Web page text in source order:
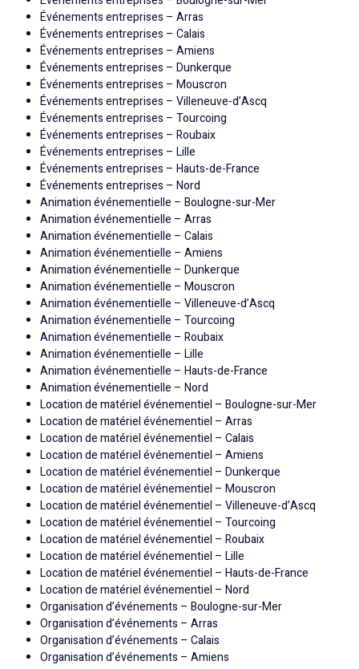
Événements entreprises – Arras
Événements entreprises – Calais
Événements entreprises – Amiens
Événements entreprises – Dunkerque
Événements entreprises – Mouscron
Événements entreprises – Villeneuve-d’Ascq
Événements entreprises – Tourcoing
Événements entreprises – Roubaix
Événements entreprises – Lille
Événements entreprises – Hauts-de-France
Événements entreprises – Nord
Animation événementielle – Boulogne-sur-Mer
Animation événementielle – Arras
Animation événementielle – Calais
Animation événementielle – Amiens
Animation événementielle – Dunkerque
Animation événementielle – Mouscron
Animation événementielle – Villeneuve-d’Ascq
Animation événementielle – Tourcoing
Animation événementielle – Roubaix
Animation événementielle – Lille
Animation événementielle – Hauts-de-France
Animation événementielle – Nord
Location de matériel événementiel – Boulogne-sur-Mer
Location de matériel événementiel – Arras
Location de matériel événementiel – Calais
Location de matériel événementiel – Amiens
Location de matériel événementiel – Dunkerque
Location de matériel événementiel – Mouscron
Location de matériel événementiel – Villeneuve-d’Ascq
Location de matériel événementiel – Tourcoing
Location de matériel événementiel – Roubaix
Location de matériel événementiel – Lille
Location de matériel événementiel – Hauts-de-France
Location de matériel événementiel – Nord
Organisation d’événements – Boulogne-sur-Mer
Organisation d’événements – Arras
Organisation d’événements – Calais
Organisation d’événements – Amiens